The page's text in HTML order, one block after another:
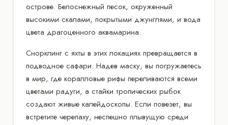
острове. Белоснежный песок, окруженный
высокими скалами, покрытыми джунглями, и вода
цвета драгоценного аквамарина.
Снорклинг с яхты в этих локациях превращается в
подводное сафари. Надев маску, вы погружаетесь
в мир, где коралловые рифы переливаются всеми
цветами радуги, а стайки тропических рыбок
создают живые калейдоскопы. Если повезет, вы
встретите черепаху, неспешно плывущую среди